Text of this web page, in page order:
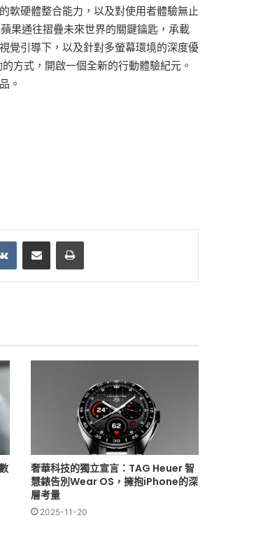
軟硬體整合能力，以及對使用者體驗無止
果通往摺疊未來世界的關鍵鑰匙，承載
覺引導下，以及針對多螢幕環境的深度優
方式，開啟一個全新的行動體驗紀元。
。
VKontakteShare via Email
奢華科技的獨立宣言：TAG Heuer 智
慧錶告別Wear OS，擁抱iPhone的深
層考量
2025-11-20